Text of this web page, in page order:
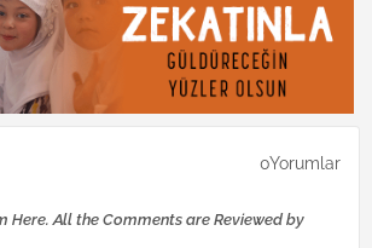
0Yorumlar
Here. All the Comments are Reviewed by